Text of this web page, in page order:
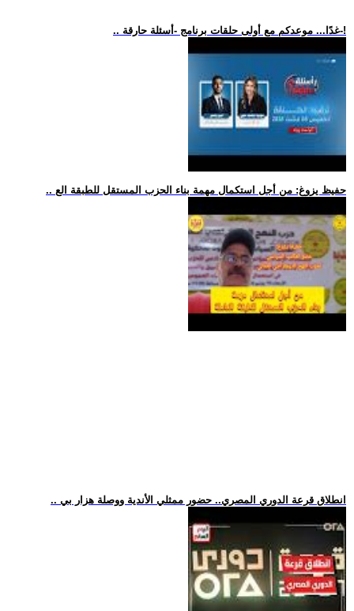
.. غدًا... موعدكم مع أولى حلقات برنامج -أسئلة حارقة-!
.. حفيظ يزوغ: من أجل استكمال مهمة بناء الحزب المستقل للطبقة الع
.. انطلاق قرعة الدوري المصري.. حضور ممثلي الأندية ووصلة هزار بي